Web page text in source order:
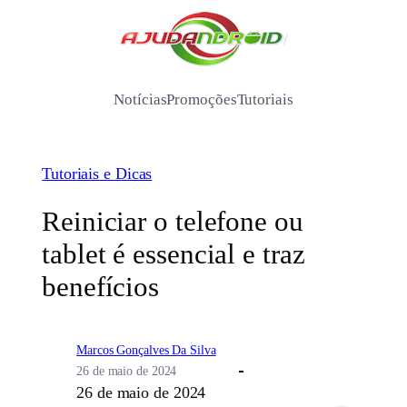
/
NotíciasPromoçõesTutoriais
Tutoriais e Dicas
Reiniciar o telefone ou
tablet é essencial e traz
benefícios
Marcos Gonçalves Da Silva
26 de maio de 2024
26 de maio de 2024